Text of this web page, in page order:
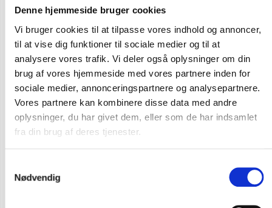
Denne hjemmeside bruger cookies
Vi bruger cookies til at tilpasse vores indhold og annoncer,
til at vise dig funktioner til sociale medier og til at
analysere vores trafik. Vi deler også oplysninger om din
brug af vores hjemmeside med vores partnere inden for
sociale medier, annonceringspartnere og analysepartnere.
Vores partnere kan kombinere disse data med andre
oplysninger, du har givet dem, eller som de har indsamlet
fra din brug af deres tjenester.
Nødvendig